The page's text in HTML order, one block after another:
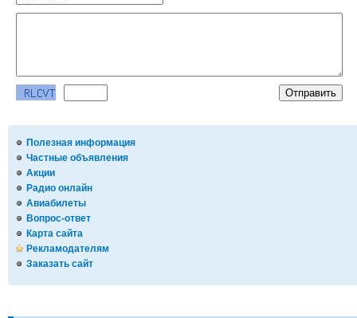
Полезная информация
Частные объявления
Акции
Радио онлайн
Авиабилеты
Вопрос-ответ
Карта сайта
Рекламодателям
Заказать сайт